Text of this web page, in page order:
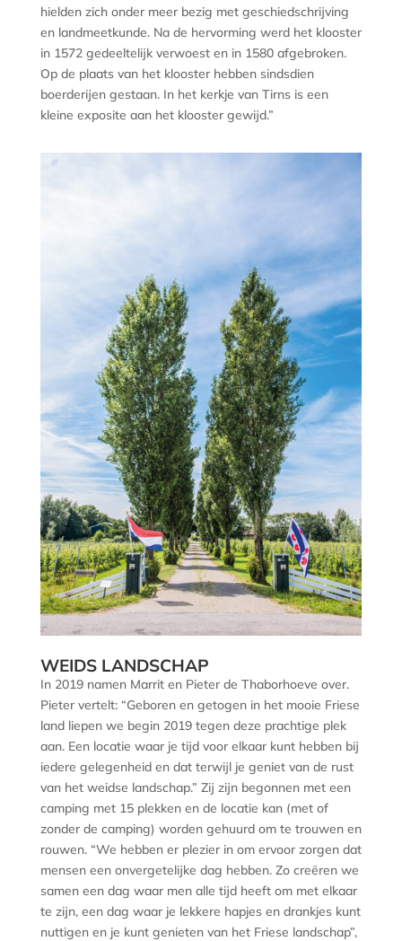
hielden zich onder meer bezig met geschiedschrijving
en landmeetkunde. Na de hervorming werd het klooster
in 1572 gedeeltelijk verwoest en in 1580 afgebroken.
Op de plaats van het klooster hebben sindsdien
boerderijen gestaan. In het kerkje van Tirns is een
kleine exposite aan het klooster gewijd.”
WEIDS LANDSCHAP
In 2019 namen Marrit en Pieter de Thaborhoeve over.
Pieter vertelt: “Geboren en getogen in het mooie Friese
land liepen we begin 2019 tegen deze prachtige plek
aan. Een locatie waar je tijd voor elkaar kunt hebben bij
iedere gelegenheid en dat terwijl je geniet van de rust
van het weidse landschap.” Zij zijn begonnen met een
camping met 15 plekken en de locatie kan (met of
zonder de camping) worden gehuurd om te trouwen en
rouwen. “We hebben er plezier in om ervoor zorgen dat
mensen een onvergetelijke dag hebben. Zo creëren we
samen een dag waar men alle tijd heeft om met elkaar
te zijn, een dag waar je lekkere hapjes en drankjes kunt
nuttigen en je kunt genieten van het Friese landschap”,